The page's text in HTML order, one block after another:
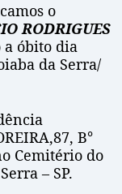
o
RODRIGUES
a óbito dia
da Serra/
B°
Cemitério do
– SP.